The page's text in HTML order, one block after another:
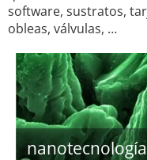
software, sustratos,
obleas, válvulas, …
nanotecnología